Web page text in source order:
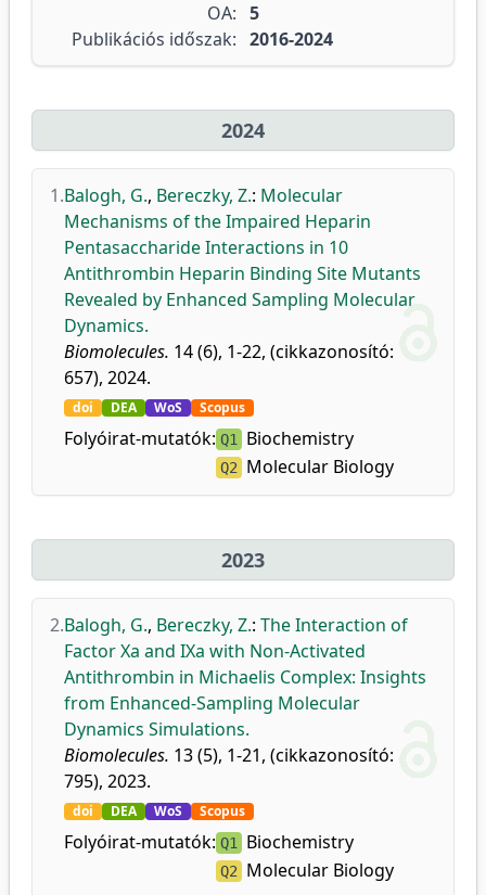
OA: 5
Publikációs időszak: 2016-2024
2024
1.Balogh, G., Bereczky, Z.: Molecular
Mechanisms of the Impaired Heparin
Pentasaccharide Interactions in 10
Antithrombin Heparin Binding Site Mutants
Revealed by Enhanced Sampling Molecular
Dynamics.
Biomolecules. 14 (6), 1-22, (cikkazonosító:
657), 2024.
doi DEA WoS Scopus
Folyóirat-mutatók: Q1 Biochemistry
Q2 Molecular Biology
2023
2.Balogh, G., Bereczky, Z.: The Interaction of
Factor Xa and IXa with Non-Activated
Antithrombin in Michaelis Complex: Insights
from Enhanced-Sampling Molecular
Dynamics Simulations.
Biomolecules. 13 (5), 1-21, (cikkazonosító:
795), 2023.
doi DEA WoS Scopus
Folyóirat-mutatók: Q1 Biochemistry
Q2 Molecular Biology